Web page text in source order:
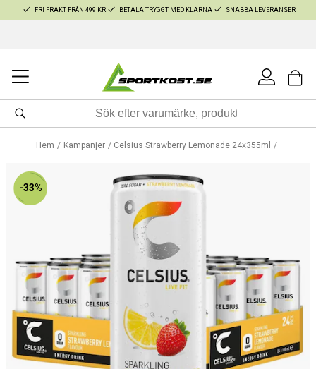
FRI FRAKT FRÅN 499 KR BETALA TRYGGT MED KLARNA SNABBA LEVERANSER
Hem Kampanjer Celsius Strawberry Lemonade 24x355ml
-33%